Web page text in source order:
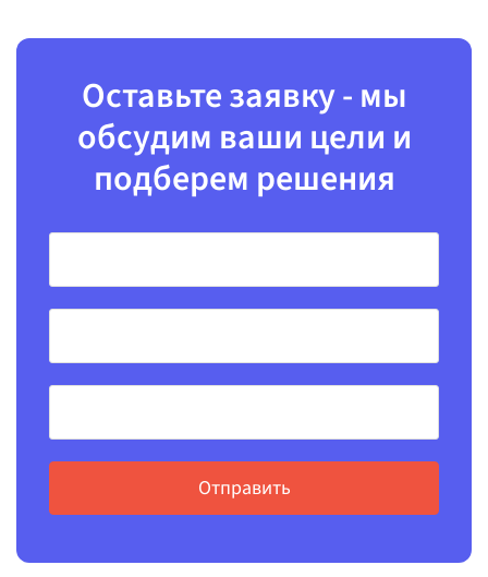
Оставьте заявку - мы
обсудим ваши цели и
подберем решения
Отправить